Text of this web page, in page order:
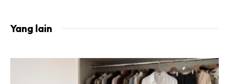
terpaksa berijtihad disebabkan jauhnya kaabah dari
petunjuk-petunjuk yang kukuh dan telah berusaha
mencarinya dan seterusnya yakin dengannya.
Yang lain